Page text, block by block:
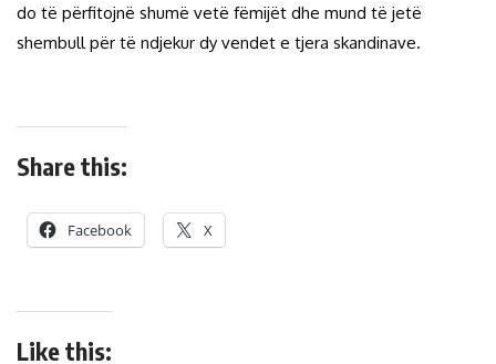
do të përfitojnë shumë vetë fëmijët dhe mund të jetë
shembull për të ndjekur dy vendet e tjera skandinave.
Share this:
Facebook X
Like this: